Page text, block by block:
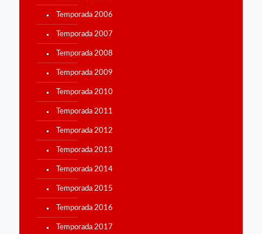
Temporada 2006
Temporada 2007
Temporada 2008
Temporada 2009
Temporada 2010
Temporada 2011
Temporada 2012
Temporada 2013
Temporada 2014
Temporada 2015
Temporada 2016
Temporada 2017